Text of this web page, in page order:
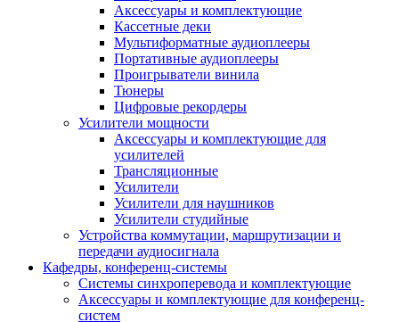
Аксессуары и комплектующие
Кассетные деки
Мультиформатные аудиоплееры
Портативные аудиоплееры
Проигрыватели винила
Тюнеры
Цифровые рекордеры
Усилители мощности
Аксессуары и комплектующие для
усилителей
Трансляционные
Усилители
Усилители для наушников
Усилители студийные
Устройства коммутации, маршрутизации и
передачи аудиосигнала
Кафедры, конференц-системы
Cистемы синхроперевода и комплектующие
Аксессуары и комплектующие для конференц-
систем